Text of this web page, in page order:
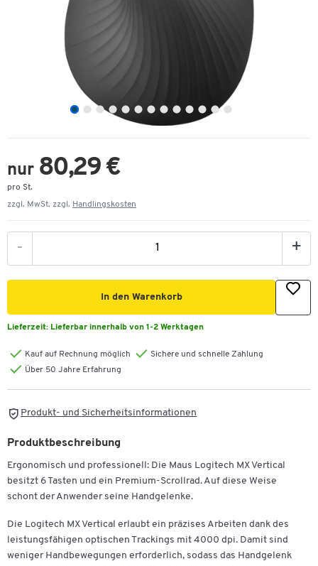
nur 80,29 €
pro St.
zzgl. MwSt. zzgl. Handlingskosten
- +
In den Warenkorb
Lieferzeit: Lieferbar innerhalb von 1-2 Werktagen
Kauf auf Rechnung möglich
Sichere und schnelle Zahlung
Über 50 Jahre Erfahrung
Produkt- und Sicherheitsinformationen
Produktbeschreibung
Ergonomisch und professionell: Die Maus Logitech MX Vertical
besitzt 6 Tasten und ein Premium-Scrollrad. Auf diese Weise
schont der Anwender seine Handgelenke.
Die Logitech MX Vertical erlaubt ein präzises Arbeiten dank des
leistungsfähigen optischen Trackings mit 4000 dpi. Damit sind
weniger Handbewegungen erforderlich, sodass das Handgelenk